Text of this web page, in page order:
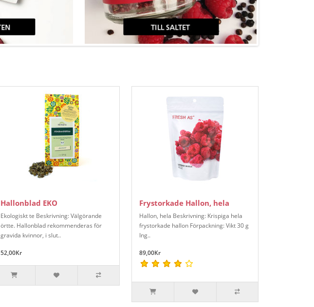
Hallonblad EKO
Ekologiskt te Beskrivning: Välgörande
örtte. Hallonblad rekommenderas för
gravida kvinnor, i slut..
52,00Kr
Frystorkade Hallon, hela
Hallon, hela Beskrivning: Krispiga hela
frystorkade hallon Förpackning: Vikt 30 g
Ing..
89,00Kr